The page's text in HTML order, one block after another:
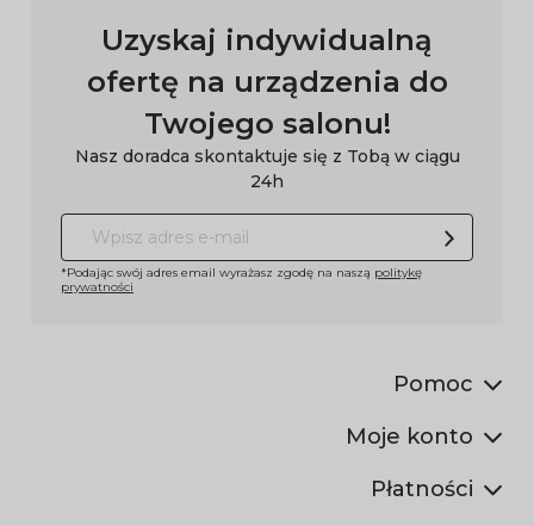
Uzyskaj indywidualną
ofertę na urządzenia do
Twojego salonu!
Nasz doradca skontaktuje się z Tobą w ciągu
24h
*Podając swój adres email wyrażasz zgodę na naszą politykę
prywatności
Pomoc
Moje konto
Płatności